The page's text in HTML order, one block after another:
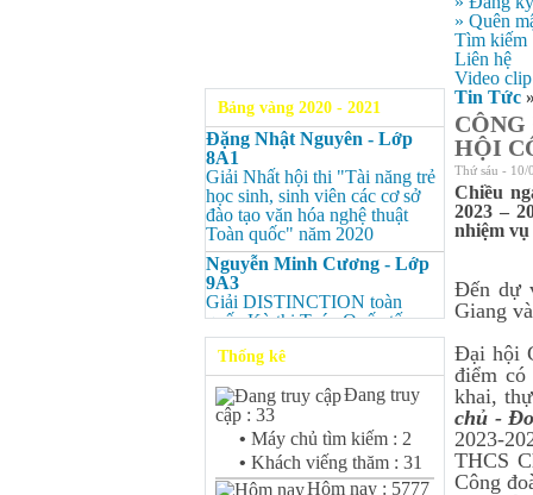
» Quên
Tìm kiếm
Liên hệ
Video clip
Bảng vàng 2020 - 2021
Đặng Nhật Nguyên - Lớp
8A1
Giải Nhất hội thi "Tài năng trẻ
học sinh, sinh viên các cơ sở
đào tạo văn hóa nghệ thuật
Toàn quốc" năm 2020
Nguyễn Minh Cương - Lớp
9A3
Giải DISTINCTION toàn
quốc Kỳ thi Toán Quốc tế
Kangaroo – IKMC 2020
Nguyễn Minh Cương - Lớp
9A3
Giải Ba kỳ thi chọn HSG cấp
tỉnh môn Toán.
Bùi Quang Minh - Lớp 9A3
Giải DISTINCTION Toàn
Thống kê
Đang truy
cập : 33
• Máy chủ tìm kiếm : 2
• Khách viếng thăm : 31
Hôm nay : 5777
Tin Tức »
HỘI
Thứ sáu - 10/
Chiều
2023 –
nhiệm vụ
Đến dự
Giang
Đại hội
điểm có
khai,
chủ -
2023-
THCS
Công